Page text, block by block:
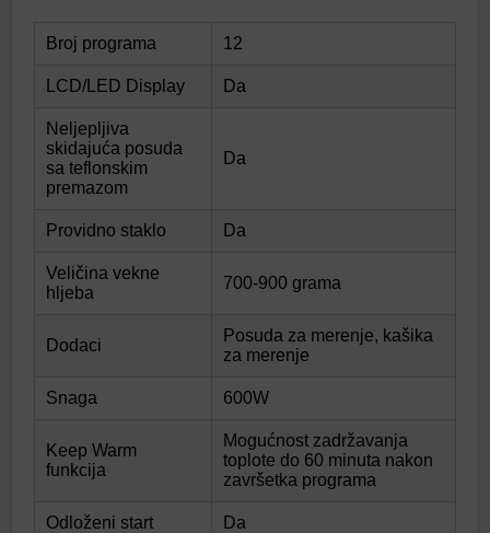
Broj programa 12
LCD/LED Display Da
Neljepljiva
skidajuća posuda
sa teflonskim
premazom
Da
Providno staklo Da
Veličina vekne
hljeba
700-900 grama
Dodaci
Posuda za merenje, kašika
za merenje
Snaga 600W
Keep Warm
funkcija
Mogućnost zadržavanja
toplote do 60 minuta nakon
završetka programa
Odloženi start Da